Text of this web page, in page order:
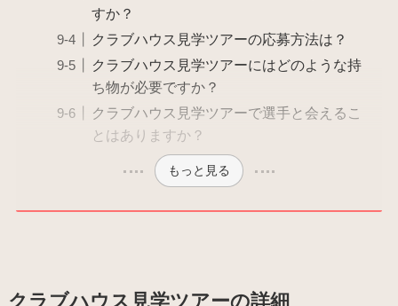
すか？
クラブハウス見学ツアーの応募方法は？
クラブハウス見学ツアーにはどのような持
ち物が必要ですか？
クラブハウス見学ツアーで選手と会えるこ
とはありますか？
もっと見る
クラブハウス見学ツアーの詳細